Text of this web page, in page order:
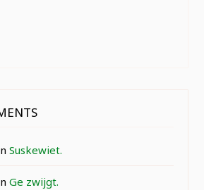
Suskewiet.
Ge zwijgt.